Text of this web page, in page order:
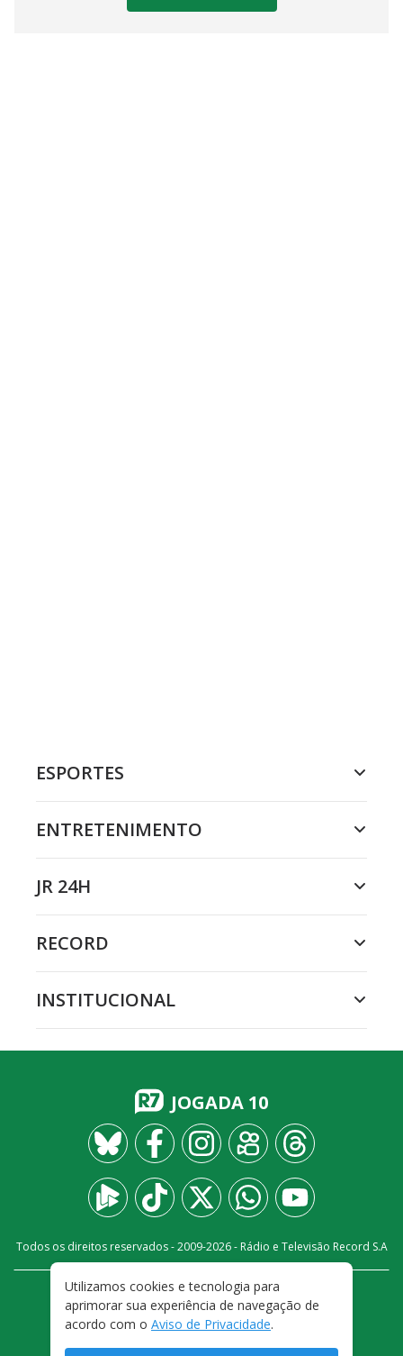
ESPORTES
ENTRETENIMENTO
JR 24H
RECORD
INSTITUCIONAL
JOGADA 10
Todos os direitos reservados - 2009-2026- Rádio e Televisão Record S.A
FALE CONOSCO
PRIVACIDADE
TERMOS E CONDIÇÕES DE USO
Utilizamos cookies e tecnologia para
aprimorar sua experiência de navegação de
acordo com o Aviso de Privacidade.